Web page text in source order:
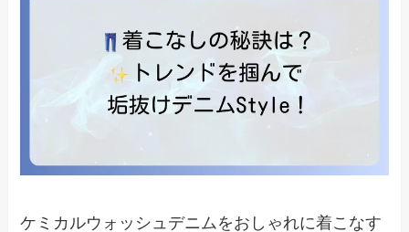
ケミカルウォッシュデニムをおしゃれに着こなす